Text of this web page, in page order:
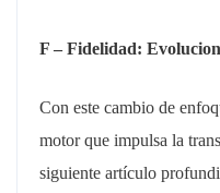
F – Fidelidad:
Con este cambio de
motor que impulsa la
siguiente artículo